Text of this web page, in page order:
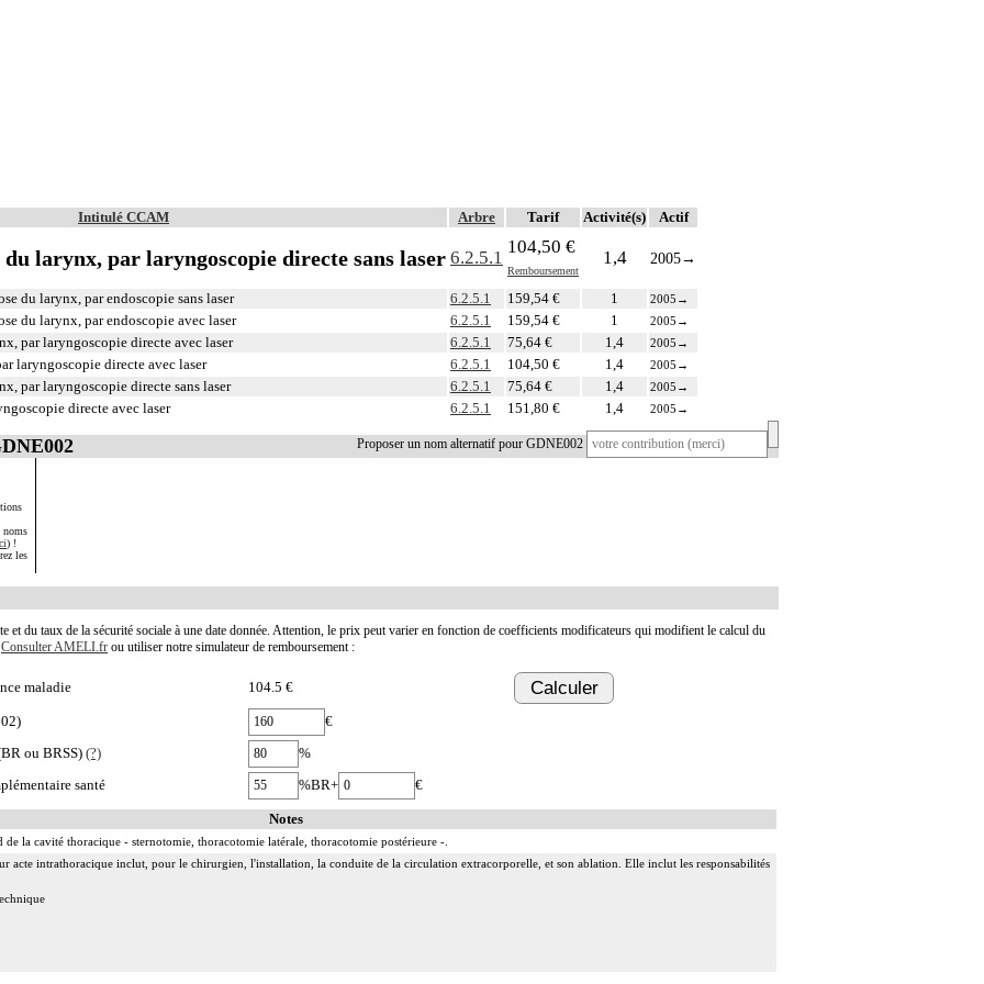
Intitulé CCAM Arbre Tarif Activité(s) Actif
larynx, par laryngoscopie directe sans laser 6.2.5.1
104,50 €
Remboursement
1,4 2005→
du larynx, par endoscopie sans laser 6.2.5.1 159,54 € 1 2005 →
du larynx, par endoscopie avec laser 6.2.5.1 159,54 € 1 2005 →
par laryngoscopie directe avec laser 6.2.5.1 75,64 € 1,4 2005 →
laryngoscopie directe avec laser 6.2.5.1 104,50 € 1,4 2005 →
par laryngoscopie directe sans laser 6.2.5.1 75,64 € 1,4 2005 →
directe avec laser 6.2.5.1 151,80 € 1,4 2005 →
Proposer un nom alternatif pour GDNE002
noms
) !
les
et du taux de la sécurité sociale à une date donnée. Attention, le prix peut varier en fonction de coefficients modificateurs qui modifient le calcul du
Consulter AMELI.fr ou utiliser notre simulateur de remboursement :
maladie 104.5 € Calculer
€
ou BRSS) (?)
%
santé
%BR+ €
Notes
la cavité thoracique - sternotomie, thoracotomie latérale, thoracotomie postérieure -.
acte intrathoracique inclut, pour le chirurgien, l'installation, la conduite de la circulation extracorporelle, et son ablation. Elle inclut les responsabilités